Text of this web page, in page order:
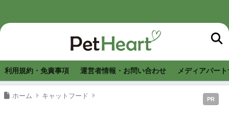
利用規約・免責事項 運営者情報・お問い合わせ メディアパー
PR
ホーム キャットフード